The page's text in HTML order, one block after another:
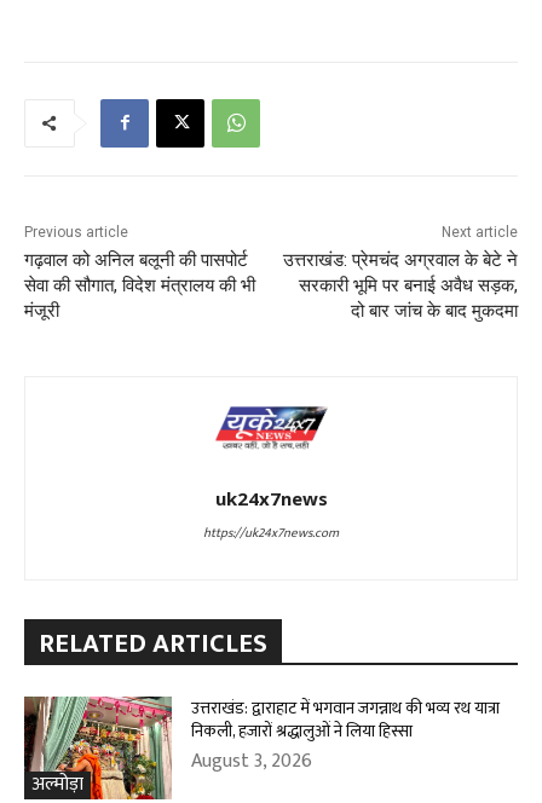
Previous article
गढ़वाल को अनिल बलूनी की पासपोर्ट
सेवा की सौगात, विदेश मंत्रालय की भी
मंजूरी
Next article
उत्तराखंड: प्रेमचंद अग्रवाल के बेटे ने
सरकारी भूमि पर बनाई अवैध सड़क,
दो बार जांच के बाद मुकदमा
uk24x7news
https://uk24x7news.com
RELATED ARTICLES
अल्मोड़ा
उत्तराखंड: द्वाराहाट में भगवान जगन्नाथ की भव्य रथ यात्रा
निकली, हजारों श्रद्धालुओं ने लिया हिस्सा
August 3, 2026